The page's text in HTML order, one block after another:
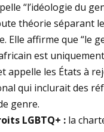
“l’idéologie du
théorie séparant
Elle affirme que “le
est
appelle les États à
qui inclurait des
genre.
LGBTQ+ : la